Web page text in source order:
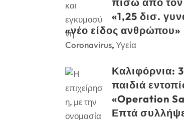
«1,25 δισ.
«νέο είδος ανθρώπου»
Coronavirus,Υγεία
Καλιφόρνια:
παιδιά
«Operation
Επτά